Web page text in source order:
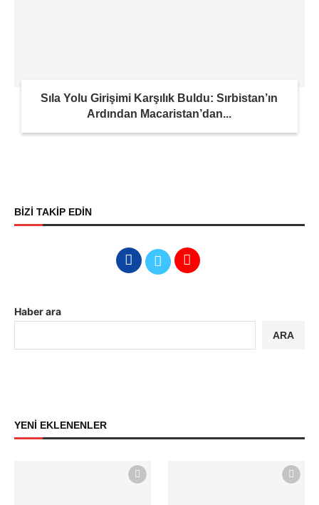
Sıla Yolu Girişimi Karşılık Buldu: Sırbistan’ın
Ardından Macaristan’dan...
BİZİ TAKİP EDİN
Haber ara
ARA
YENİ EKLENENLER